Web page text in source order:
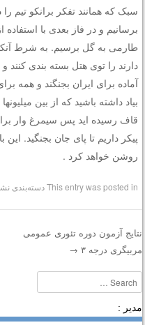
سبک که همانند تفکر برانکو تیم را
برسانیم و در فاز بعدی با
طارمی به گل برسیم. به شرط آنکه
آماده برای ایران بجنگند و همه
قاف رسیده اید پس سیمرغ وار
پیکر داریم تا پای جان بجنگید.
روشن خواهد کرد .
This entry was posted inدسته‌بندی
Post
آزمون دوره تئوری عمومی
درجه ۳ →
: